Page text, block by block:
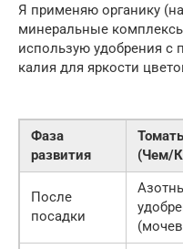
Я применяю органику
минеральные
использую удобрения
калия для яркости
Фаза
развития
(Чем/
После
посадки